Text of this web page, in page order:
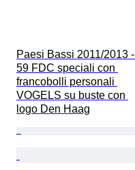
Paesi Bassi 2011/2013 -
59 FDC speciali con
francobolli personali
VOGELS su buste con
logo Den Haag